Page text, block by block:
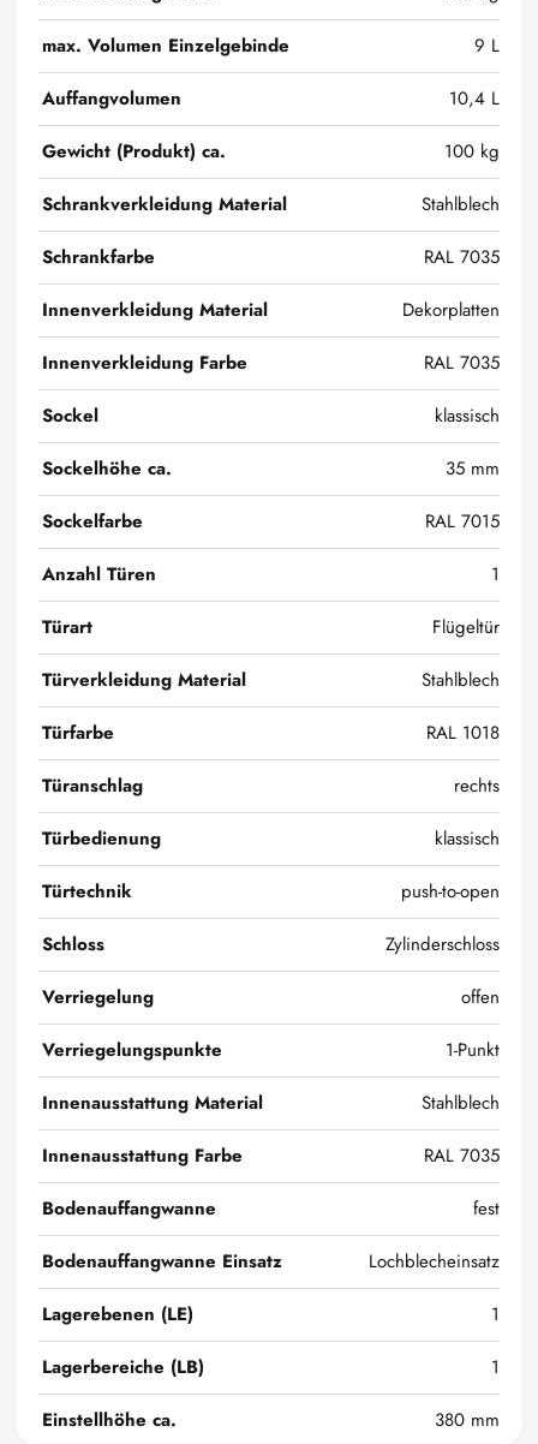
max. Volumen Einzelgebinde
9 L
Auffangvolumen
10,4 L
Gewicht (Produkt) ca.
100 kg
Schrankverkleidung Material
Stahlblech
Schrankfarbe
RAL 7035
Innenverkleidung Material
Dekorplatten
Innenverkleidung Farbe
RAL 7035
Sockel
klassisch
Sockelhöhe ca.
35 mm
Sockelfarbe
RAL 7015
Anzahl Türen
1
Türart
Flügeltür
Türverkleidung Material
Stahlblech
Türfarbe
RAL 1018
Türanschlag
rechts
Türbedienung
klassisch
Türtechnik
push-to-open
Schloss
Zylinderschloss
Verriegelung
offen
Verriegelungspunkte
1-Punkt
Innenausstattung Material
Stahlblech
Innenausstattung Farbe
RAL 7035
Bodenauffangwanne
fest
Bodenauffangwanne Einsatz
Lochblecheinsatz
Lagerebenen (LE)
1
Lagerbereiche (LB)
1
Einstellhöhe ca.
380 mm